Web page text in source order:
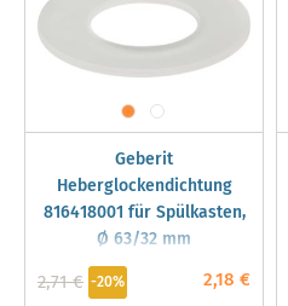
Geberit
Heberglockendichtung
816418001 für Spülkasten,
Ø 63/32 mm
2,18 €
2,71 € -20%